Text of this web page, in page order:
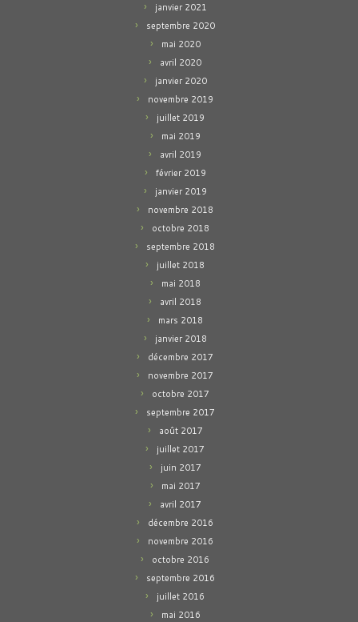
janvier 2021
septembre 2020
mai 2020
avril 2020
janvier 2020
novembre 2019
juillet 2019
mai 2019
avril 2019
février 2019
janvier 2019
novembre 2018
octobre 2018
septembre 2018
juillet 2018
mai 2018
avril 2018
mars 2018
janvier 2018
décembre 2017
novembre 2017
octobre 2017
septembre 2017
août 2017
juillet 2017
juin 2017
mai 2017
avril 2017
décembre 2016
novembre 2016
octobre 2016
septembre 2016
juillet 2016
mai 2016